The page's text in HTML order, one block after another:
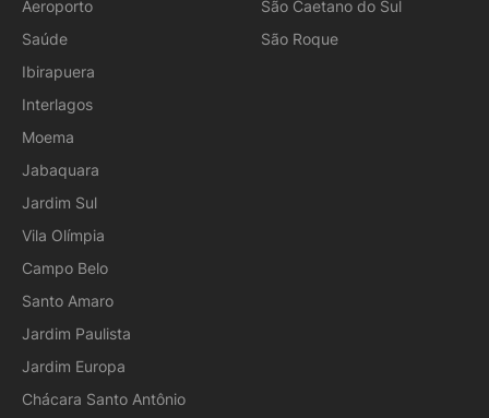
Aeroporto
Saúde
Ibirapuera
Interlagos
Moema
Jabaquara
Jardim Sul
Vila Olímpia
Campo Belo
Santo Amaro
Jardim Paulista
Jardim Europa
Chácara Santo Antônio
São Caetano do Sul
São Roque